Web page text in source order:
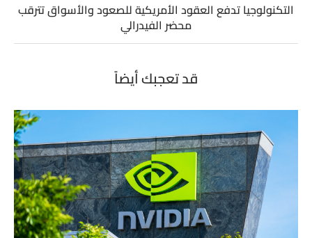
التكنولوجيا تدفع العقود الأمريكية للصعود والأسواق تترقب
محضر الفيدرالي
قد تعجبك أيضاً